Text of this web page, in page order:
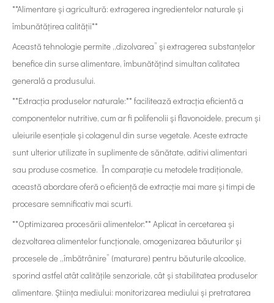
**Alimentare și agricultură: extragerea ingredientelor naturale și
îmbunătățirea calității**
Această tehnologie permite „dizolvarea” și extragerea substanțelor
benefice din surse alimentare, îmbunătățind simultan calitatea
generală a produsului.
**Extracția produselor naturale:** facilitează extracția eficientă a
componentelor nutritive, cum ar fi polifenolii și flavonoidele, precum și
uleiurile esențiale și colagenul din surse vegetale. Aceste extracte
sunt ulterior utilizate în suplimente de sănătate, aditivi alimentari
sau produse cosmetice. În comparație cu metodele tradiționale,
această abordare oferă o eficiență de extracție mai mare și timpi de
procesare semnificativ mai scurti.
**Optimizarea procesării alimentelor:** Aplicat în cercetarea și
dezvoltarea alimentelor funcționale, omogenizarea băuturilor și
procesele de „îmbătrânire” (maturare) pentru băuturile alcoolice,
sporind astfel atât calitățile senzoriale, cât și stabilitatea produselor
alimentare. Știința mediului: monitorizarea mediului și pretratarea